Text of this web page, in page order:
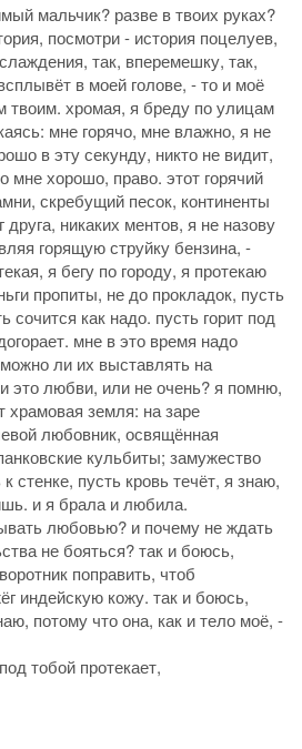
мальчик? разве в твоих руках?
посмотри - история поцелуев,
так, вперемешку, так,
в моей голове, - то и моё
твоим. хромая, я бреду по улицам
мне горячо, мне влажно, я не
в эту секунду, никто не видит,
мне хорошо, право. этот горячий
скребущий песок, континенты
друга, никаких ментов, я не назову
горящую струйку бензина, -
я бегу по городу, я протекаю
пропиты, не до прокладок, пусть
сочится как надо. пусть горит под
мне в это время надо
ли их выставлять на
это любви, или не очень? я помню,
храмовая земля: на заре
любовник, освящённая
кульбиты; замужество
стенке, пусть кровь течёт, я знаю,
и я брала и любила.
любовью? и почему не ждать
не бояться? так и боюсь,
поправить, чтоб
индейскую кожу. так и боюсь,
потому что она, как и тело моё, -
тобой протекает,